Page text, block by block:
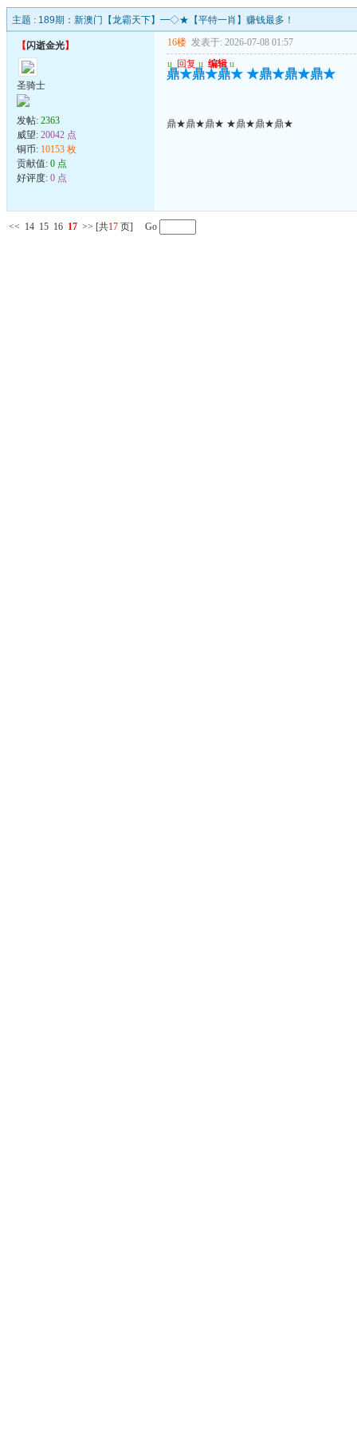
主题 : 189期：新澳门【龙霸天下】━◇★【平特一肖】赚钱最多！
【闪逝金光】
圣骑士
发帖: 2363
威望: 20042 点
铜币: 10153 枚
贡献值: 0 点
好评度: 0 点
16楼 发表于: 2026-07-08 01:57
u 回复 u 编辑 u
鼎★鼎★鼎★ ★鼎★鼎★鼎★
鼎★鼎★鼎★ ★鼎★鼎★鼎★
<< 14 15 16 17 >> [共17 页] Go